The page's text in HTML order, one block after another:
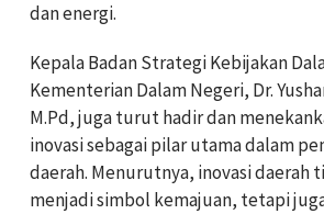
dan energi.
Kepala Badan Strategi Kebijakan
Kementerian Dalam Negeri, Dr.
M.Pd, juga turut hadir dan
inovasi sebagai pilar utama dalam
daerah. Menurutnya, inovasi daerah
menjadi simbol kemajuan, tetapi